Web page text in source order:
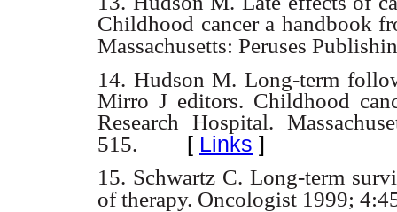
Childhood cancer a handbook
Massachusetts: Peruses
14. Hudson M. Long-term
Mirro J editors. Childhood
Research Hospital.
515. [ Links ]
15. Schwartz C. Long-term
of therapy. Oncologist 1999;